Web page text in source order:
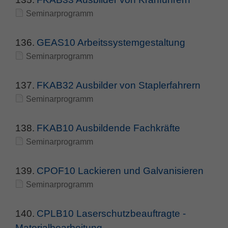
Seminarprogramm
136. GEAS10 Arbeitssystemgestaltung
Seminarprogramm
137. FKAB32 Ausbilder von Staplerfahrern
Seminarprogramm
138. FKAB10 Ausbildende Fachkräfte
Seminarprogramm
139. CPOF10 Lackieren und Galvanisieren
Seminarprogramm
140. CPLB10 Laserschutzbeauftragte -
Zweck